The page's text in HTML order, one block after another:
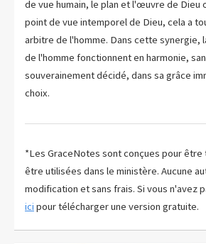
de vue humain, le plan et l'œuvre de Dieu
point de vue intemporel de Dieu, cela a
arbitre de l'homme. Dans cette synergie,
de l'homme fonctionnent en harmonie,
souverainement décidé, dans sa grâce
choix.
*Les GraceNotes sont conçues pour
être utilisées dans le ministère. Aucune
modification et sans frais. Si vous n'avez
ici pour télécharger une version gratuite.